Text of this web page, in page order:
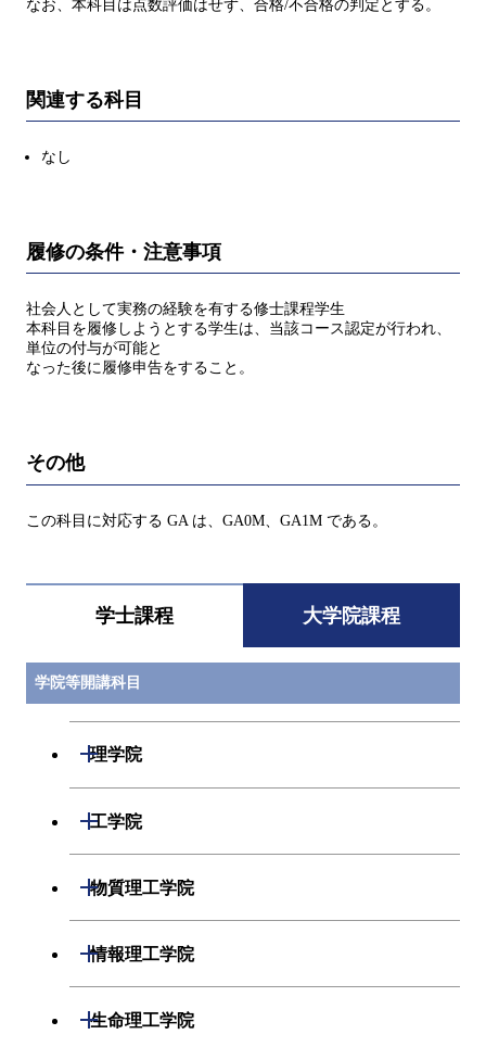
なお、本科目は点数評価はせず、合格/不合格の判定とする。
関連する科目
なし
履修の条件・注意事項
社会人として実務の経験を有する修士課程学生
本科目を履修しようとする学生は、当該コース認定が行われ、
単位の付与が可能と
なった後に履修申告をすること。
その他
この科目に対応する GA は、GA0M、GA1M である。
学士課程 大学院課程
学院等開講科目
理学院
開閉
物理学コース
化学系
開閉
専門科目
工学院
開閉
機械系
開閉
エネルギーコース
システム制御コース
電気電子系
開閉
物質理工学院
開閉
材料系
開閉
情報理工学院
開閉
数理・計算科学系
開閉
生命理工学院
開閉